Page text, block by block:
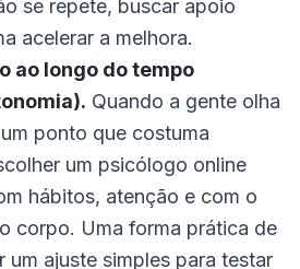
se repete, buscar apoio
acelerar a melhora.
ao longo do tempo
Quando a gente olha
ponto que costuma
um psicólogo online
hábitos, atenção e com o
corpo. Uma forma prática de
um ajuste simples para testar